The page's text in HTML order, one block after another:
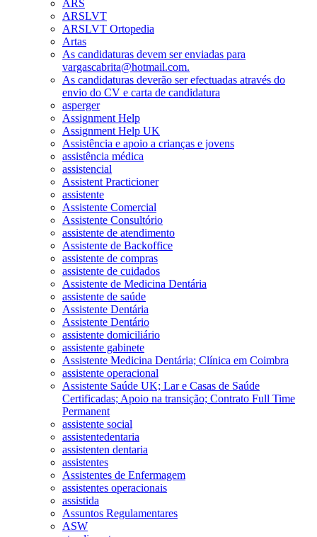
ARS
ARSLVT
ARSLVT Ortopedia
Artas
As candidaturas devem ser enviadas para
vargascabrita@hotmail.com.
As candidaturas deverão ser efectuadas através do
envio do CV e carta de candidatura
asperger
Assignment Help
Assignment Help UK
Assistência e apoio a crianças e jovens
assistência médica
assistencial
Assistent Practicioner
assistente
Assistente Comercial
Assistente Consultório
assistente de atendimento
Assistente de Backoffice
assistente de compras
assistente de cuidados
Assistente de Medicina Dentária
assistente de saúde
Assistente Dentária
Assistente Dentário
assistente domiciliário
assistente gabinete
Assistente Medicina Dentária; Clínica em Coimbra
assistente operacional
Assistente Saúde UK; Lar e Casas de Saúde
Certificadas; Apoio na transição; Contrato Full Time
Permanent
assistente social
assistentedentaria
assistenten dentaria
assistentes
Assistentes de Enfermagem
assistentes operacionais
assistida
Assuntos Regulamentares
ASW